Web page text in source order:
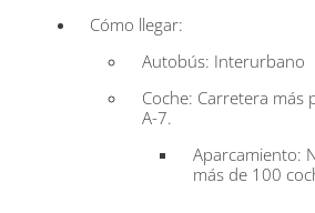
Cómo llegar:
Autobús: Interurbano
Coche: Carretera más
A-7.
Aparcamiento:
más de 100